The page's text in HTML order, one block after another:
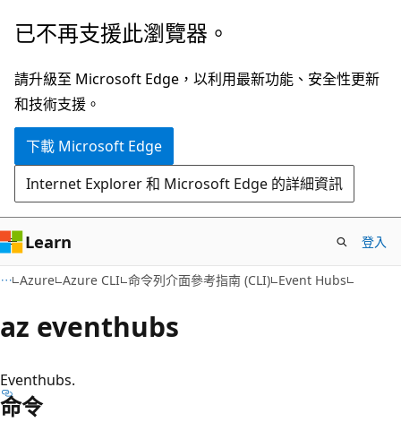
跳
主
要
內
跳
頁
面
內
覽
已不再支援此瀏覽器。
請升級至 Microsoft Edge，以利用最新功能、安全性更新
和技術支援。
下載 Microsoft Edge
Internet Explorer 和 Microsoft Edge 的詳細資訊
Learn 登入
Azure Azure CLI 命令列介面參考指南 (CLI) Event Hubs
az eventhubs
Eventhubs.
命令